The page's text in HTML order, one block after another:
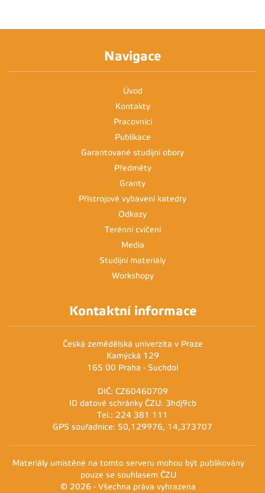
Navigace
Úvod
Kontakty
Pracovníci
Publikace
Garantované studijní obory
Předměty
Granty
Přístrojové vybavení katedry
Odkazy
Terénní cvičení
Media
Studijní materiály
Workshopy
Kontaktní informace
Česká zemědělská univerzita v Praze
Kamýcká 129
165 00 Praha - Suchdol
DIČ: CZ60460709
ID datové schránky ČZU: 3hdj9cb
Tel.: 224 381 111
GPS souřadnice: 50,129976, 14,373707
Materiály umístěné na tomto serveru mohou být publikovány
pouze se souhlasem ČZU
© 2026 - Všechna práva vyhrazena